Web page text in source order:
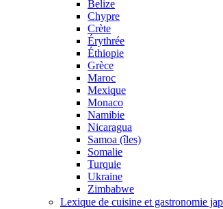
Belize
Chypre
Crète
Érythrée
Éthiopie
Grèce
Maroc
Mexique
Monaco
Namibie
Nicaragua
Samoa (îles)
Somalie
Turquie
Ukraine
Zimbabwe
Lexique de cuisine et gastronomie